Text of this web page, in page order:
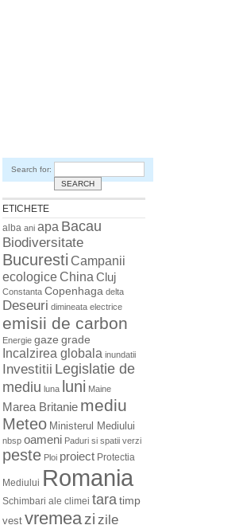
Search for:
ETICHETE
alba ani apa Bacau
Biodiversitate
Bucuresti Campanii
ecologiceChina Cluj
Constanta Copenhaga delta
Deseuri dimineata electrice
emisii de carbon
Energie gaze grade
Incalzirea globala inundatii
Investitii Legislatie de
mediu luna luni Maine
Marea Britanie mediu
Meteo Ministerul Mediului
nbsp oameni Paduri si spatii verzi
peste Ploi proiect Protectia
Mediului Romania
Schimbari ale climei taratimp
vest vremeazi zile